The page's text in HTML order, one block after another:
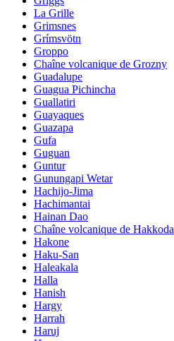
La Grille
Grimsnes
Grímsvötn
Groppo
Chaîne volcanique de Grozny
Guadalupe
Guagua Pichincha
Guallatiri
Guayaques
Guazapa
Gufa
Guguan
Guntur
Gunungapi Wetar
Hachijo-Jima
Hachimantai
Hainan Dao
Chaîne volcanique de Hakkoda
Hakone
Haku-San
Haleakala
Halla
Hanish
Hargy
Harrah
Haruj